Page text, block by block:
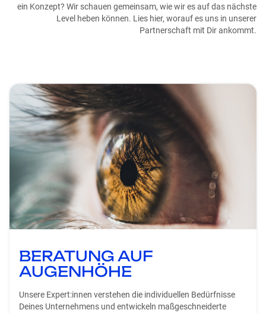
ein Konzept? Wir schauen gemeinsam, wie wir es auf das nächste
Level heben können. Lies hier, worauf es uns in unserer
Partnerschaft mit Dir ankommt.
BERATUNG AUF
AUGENHÖHE
Unsere Expert:innen verstehen die individuellen Bedürfnisse
Deines Unternehmens und entwickeln maßgeschneiderte